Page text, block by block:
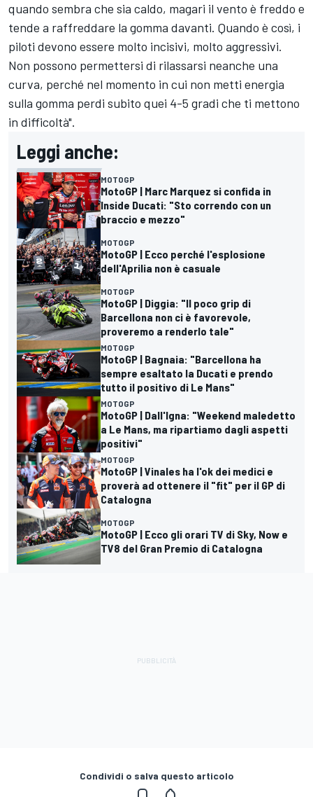
quando sembra che sia caldo, magari il vento è freddo e
tende a raffreddare la gomma davanti. Quando è così, i
piloti devono essere molto incisivi, molto aggressivi.
Non possono permettersi di rilassarsi neanche una
curva, perché nel momento in cui non metti energia
sulla gomma perdi subito quei 4-5 gradi che ti mettono
in difficoltà".
Leggi anche:
MOTOGP
MotoGP | Marc Marquez si confida in
Inside Ducati: "Sto correndo con un
braccio e mezzo"
MOTOGP
MotoGP | Ecco perché l'esplosione
dell'Aprilia non è casuale
MOTOGP
MotoGP | Diggia: "Il poco grip di
Barcellona non ci è favorevole,
proveremo a renderlo tale"
MOTOGP
MotoGP | Bagnaia: "Barcellona ha
sempre esaltato la Ducati e prendo
tutto il positivo di Le Mans"
MOTOGP
MotoGP | Dall'Igna: "Weekend maledetto
a Le Mans, ma ripartiamo dagli aspetti
positivi"
MOTOGP
MotoGP | Vinales ha l'ok dei medici e
proverà ad ottenere il "fit" per il GP di
Catalogna
MOTOGP
MotoGP | Ecco gli orari TV di Sky, Now e
TV8 del Gran Premio di Catalogna
Condividi o salva questo articolo